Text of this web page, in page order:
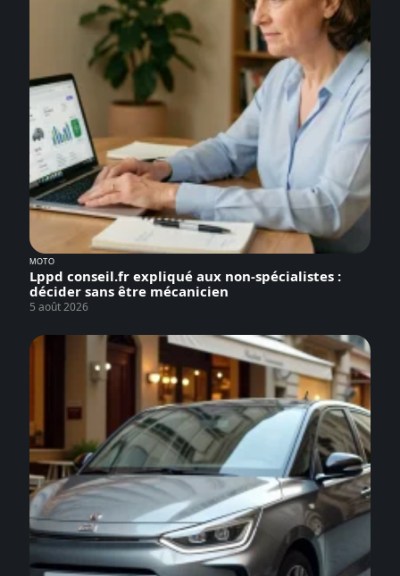
MOTO
Lppd conseil.fr expliqué aux non-spécialistes :
décider sans être mécanicien
5 août 2026